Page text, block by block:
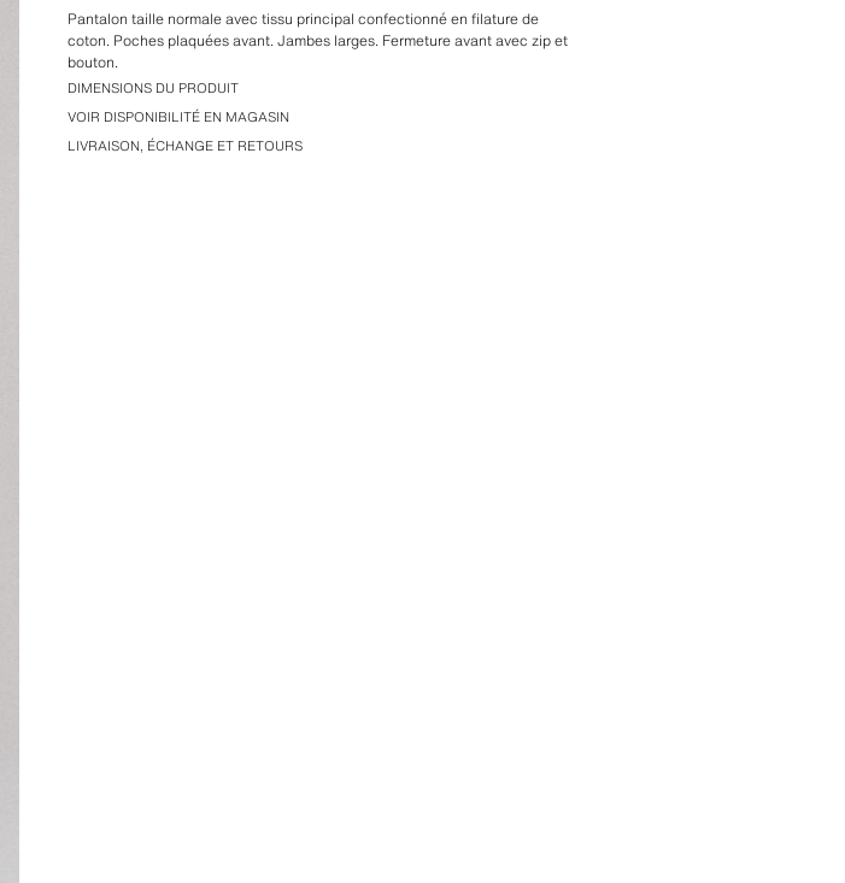
Pantalon taille normale avec tissu principal confectionné en filature de
coton. Poches plaquées avant. Jambes larges. Fermeture avant avec zip et
bouton.
DIMENSIONS DU PRODUIT
VOIR DISPONIBILITÉ EN MAGASIN
LIVRAISON, ÉCHANGE ET RETOURS